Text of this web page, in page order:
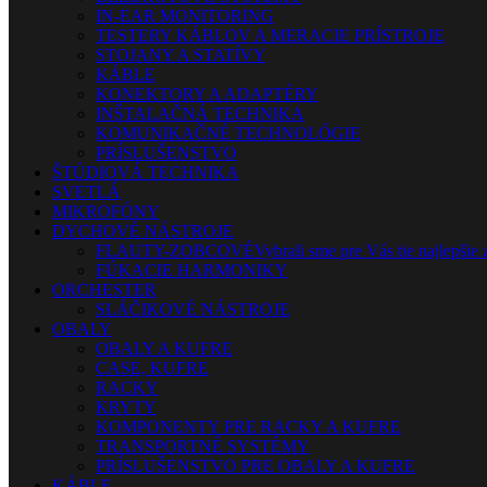
IN-EAR MONITORING
TESTERY KÁBLOV A MERACIE PRÍSTROJE
STOJANY A STATÍVY
KÁBLE
KONEKTORY A ADAPTÉRY
INŠTALAČNÁ TECHNIKA
KOMUNIKAČNÉ TECHNOLÓGIE
PRÍSLUŠENSTVO
ŠTÚDIOVÁ TECHNIKA
SVETLÁ
MIKROFÓNY
DYCHOVÉ NÁSTROJE
FLAUTY-ZOBCOVÉVybrali sme pre Vás tie
FÚKACIE HARMONIKY
ORCHESTER
SLÁČIKOVÉ NÁSTROJE
OBALY
OBALY A KUFRE
CASE, KUFRE
RACKY
KRYTY
KOMPONENTY PRE RACKY A KUFRE
TRANSPORTNÉ SYSTÉMY
PRÍSLUŠENSTVO PRE OBALY A KUFRE